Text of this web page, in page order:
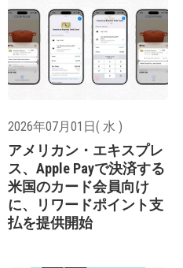
2026年07月01日( 水 )
アメリカン・エキスプレ
ス、Apple Payで決済する
米国のカード会員向け
に、リワードポイント支
払を提供開始